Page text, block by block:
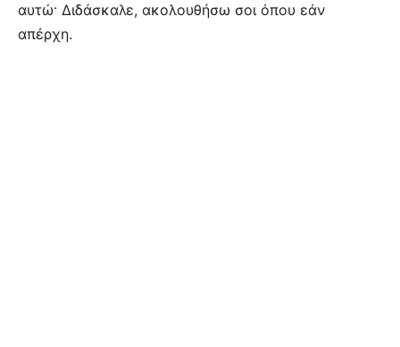
αυτώ· Διδάσκαλε, ακολουθήσω σοι όπου εάν
απέρχη.